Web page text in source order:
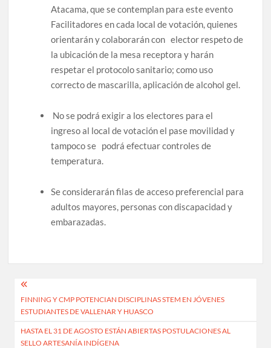
Atacama, que se contemplan para este evento
Facilitadores en cada local de votación, quienes
orientarán y colaborarán con elector respeto de
la ubicación de la mesa receptora y harán
respetar el protocolo sanitario; como uso
correcto de mascarilla, aplicación de alcohol gel.
No se podrá exigir a los electores para el
ingreso al local de votación el pase movilidad y
tampoco se podrá efectuar controles de
temperatura.
Se considerarán filas de acceso preferencial para
adultos mayores, personas con discapacidad y
embarazadas.
Navegación
de
entradas
FINNING Y CMP POTENCIAN DISCIPLINAS STEM EN JÓVENES
ESTUDIANTES DE VALLENAR Y HUASCO
HASTA EL 31 DE AGOSTO ESTÁN ABIERTAS POSTULACIONES AL
SELLO ARTESANÍA INDÍGENA